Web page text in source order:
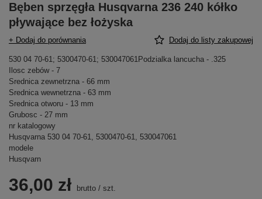
Bęben sprzęgła Husqvarna 236 240 kółko
pływające bez łożyska
+ Dodaj do porównania Dodaj do listy zakupowej
530 04 70-61; 5300470-61; 530047061Podzialka lancucha - .325
Ilosc zebów - 7
Srednica zewnetrzna - 66 mm
Srednica wewnetrzna - 63 mm
Srednica otworu - 13 mm
Grubosc - 27 mm
nr katalogowy
Husqvarna 530 04 70-61, 5300470-61, 530047061
modele
Husqvarn
36,00 zł brutto / szt.